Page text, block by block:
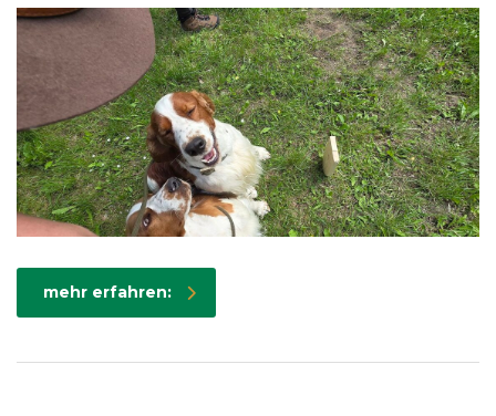
mehr erfahren: